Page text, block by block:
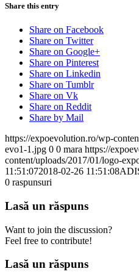
Share this entry
Share on Facebook
Share on Twitter
Share on Google+
Share on Pinterest
Share on Linkedin
Share on Tumblr
Share on Vk
Share on Reddit
Share by Mail
https://expoevolution.ro/wp-
evo1-1.jpg 0 0 mara https://
content/uploads/2017/01/logo-
11:51:072018-02-26 11:51:08
0 raspunsuri
Lasă un răspuns
Want to join the discussion?
Feel free to contribute!
Lasă un răspuns